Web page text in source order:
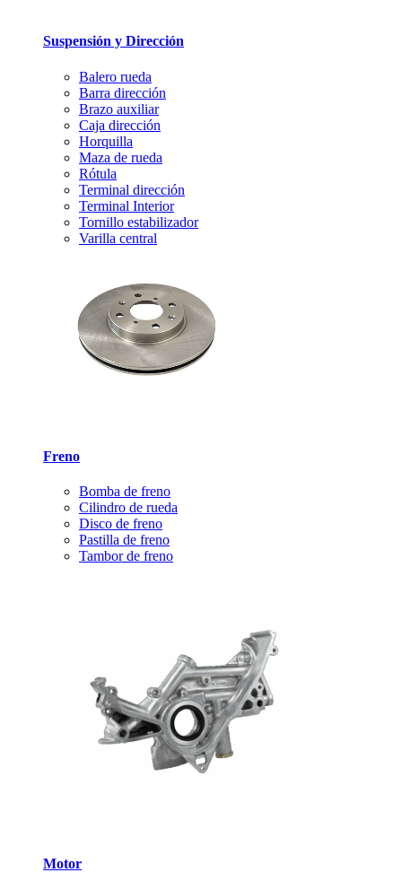
Suspensión y Dirección
Balero rueda
Barra dirección
Brazo auxiliar
Caja dirección
Horquilla
Maza de rueda
Rótula
Terminal dirección
Terminal Interior
Tornillo estabilizador
Varilla central
Freno
Bomba de freno
Cilindro de rueda
Disco de freno
Pastilla de freno
Tambor de freno
Motor